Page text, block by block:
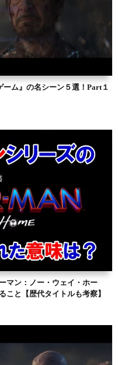
ーム』の名シーン５選！Part１
マン：ノー・ウェイ・ホー
こと【歴代タイトルも考察】